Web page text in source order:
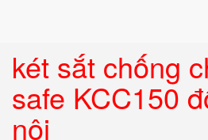
két sắt chống
safe KCC150
nội